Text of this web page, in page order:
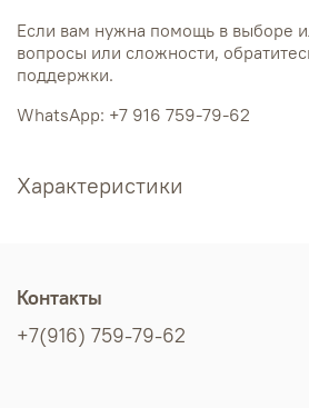
Если вам нужна помощь в выборе
вопросы или сложности,
поддержки.
WhatsApp: +7 916 759-79-62
Характеристики
Контакты
+7(916) 759-79-62